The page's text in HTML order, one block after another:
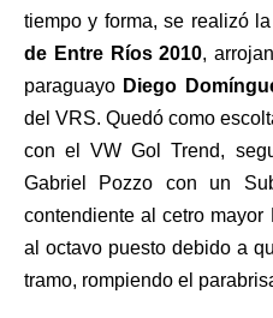
tiempo y forma, se realizó
de Entre Ríos 2010,
paraguayo Diego
del VRS. Quedó como
con el VW Gol Trend,
Gabriel Pozzo con un
contendiente al cetro
al octavo puesto debido a
tramo, rompiendo el